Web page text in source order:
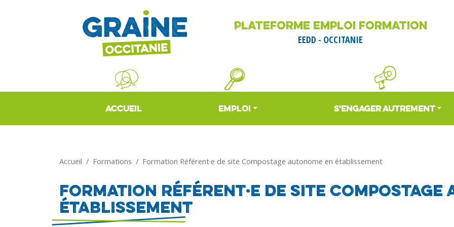
au
contenu
principal
PLATEFORME EMPLOI FORMATION
EEDD - OCCITANIE
ACCUEIL EMPLOI S'ENGAGER AUTREMENT
Accueil Formations Formation Référent·e de site Compostage autonome en établissement
Formation Référent·e de site Compostage
établissement